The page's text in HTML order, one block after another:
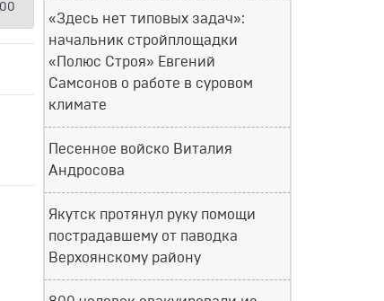
«Здесь нет типовых задач»:
начальник стройплощадки
«Полюс Строя» Евгений
Самсонов о работе в суровом
климате
Песенное войско Виталия
Андросова
Якутск протянул руку помощи
пострадавшему от паводка
Верхоянскому району